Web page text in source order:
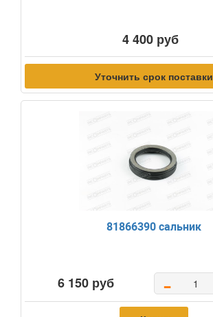
4 400 руб
Уточнить срок поставки
81866390 сальник
6 150 руб -